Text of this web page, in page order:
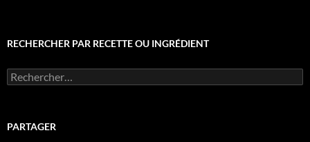
RECHERCHER PAR RECETTE OU INGRÉDIENT
Rechercher :
PARTAGER